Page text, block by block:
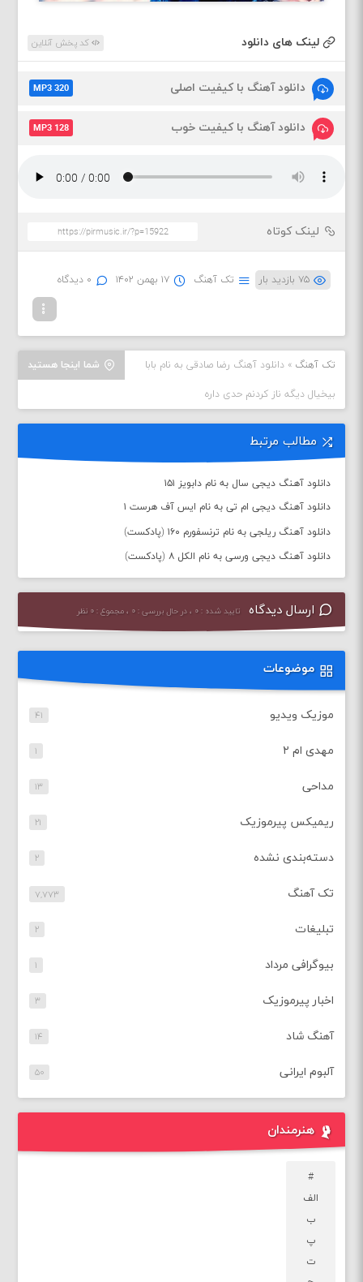
لینک های دانلود کد پخش آنلاین
دانلود آهنگ با کیفیت اصلی MP3 320
دانلود آهنگ با کیفیت خوب MP3 128
لینک کوتاه
۷۵ بازدید بار تک آهنگ ۱۷ بهمن ۱۴۰۲ ۰ دیدگاه
شما اینجا هستید تک آهنگ »دانلود آهنگ رضا صادقی به نام بابا
بیخیال دیگه ناز کردنم حدی داره
مطالب مرتبط
دانلود آهنگ دیجی سال به نام دابویز ۱۵۱
دانلود آهنگ دیجی ام تی به نام ایس آف هرست ۱
دانلود آهنگ ریلجی به نام ترنسفورم ۱۶۰ (پادکست)
دانلود آهنگ دیجی ورسی به نام الکل ۸ (پادکست)
ارسال دیدگاه تایید شده : ۰ ، در حال بررسی : ۰ ، مجموع : ۰ نظر
موضوعات
موزیک ویدیو ۴۱
مهدی ام ۲ ۱
مداحی ۱۳
ریمیکس پیرموزیک ۲۱
دسته‌بندی نشده ۲
تک آهنگ ۷,۷۷۳
تبلیغات ۲
بیوگرافی مرداد ۱
اخبار پیرموزیک ۳
آهنگ شاد ۱۴
آلبوم ایرانی ۵۰
هنرمندان
#
الف
ب
پ
ت